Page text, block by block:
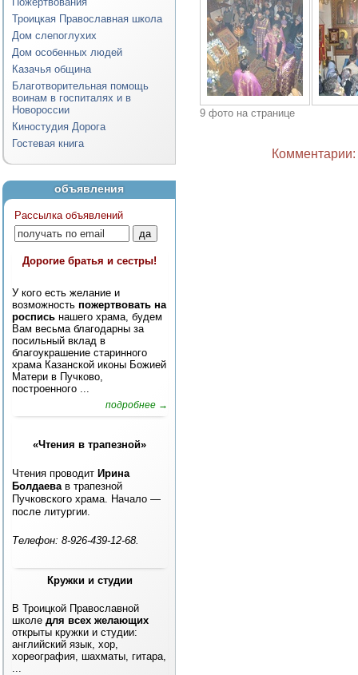
Троицкая Православная школа
Дом слепоглухих
Дом особенных людей
Казачья община
Благотворительная помощь
воинам в госпиталях и в
Новороссии
Киностудия Дорога
Гостевая книга
объявления
Рассылка объявлений
Дорогие братья и сестры!
У кого есть желание и
возможность пожертвовать на
роспись нашего храма, будем
Вам весьма благодарны за
посильный вклад в
благоукрашение старинного
храма Казанской иконы Божией
Матери в Пучково,
построенного ...
подробнее →
«Чтения в трапезной»
Чтения проводит Ирина
Болдаева в трапезной
Пучковского храма. Начало —
после литургии.
Телефон: 8-926-439-12-68.
Кружки и студии
В Троицкой Православной
школе для всех желающих
открыты кружки и студии:
английский язык, хор,
хореография, шахматы, гитара,
...
9 фото на странице
Комментарии: